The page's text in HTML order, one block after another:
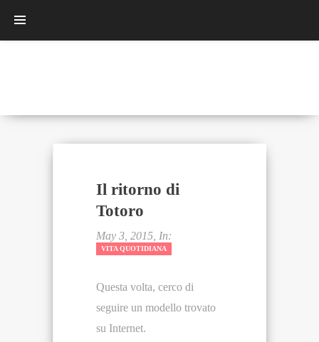
Il ritorno di
Totoro
May 3, 2015, In:
VITA QUOTIDIANA
Questa volta, cerco di
seguire un modello trovato
su Internet.